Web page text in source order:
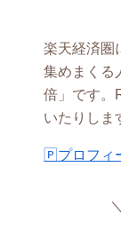
楽天経済圏
集めまくる
倍」です。
いたりしま
🄿プロフィ